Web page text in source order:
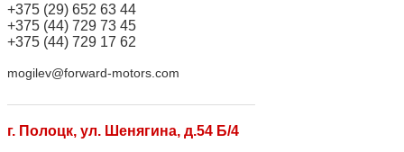
+375 (29) 652 63 44
+375 (44) 729 73 45
+375 (44) 729 17 62
mogilev@forward-motors.com
г. Полоцк, ул. Шенягина, д.54 Б/4